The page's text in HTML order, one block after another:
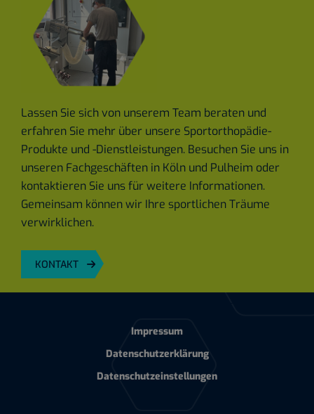
Lassen Sie sich von unserem Team beraten und
erfahren Sie mehr über unsere Sportorthopädie-
Produkte und -Dienstleistungen. Besuchen Sie uns in
unseren Fachgeschäften in Köln und Pulheim oder
kontaktieren Sie uns für weitere Informationen.
Gemeinsam können wir Ihre sportlichen Träume
verwirklichen.
KONTAKT
Impressum
Datenschutzerklärung
Datenschutzeinstellungen